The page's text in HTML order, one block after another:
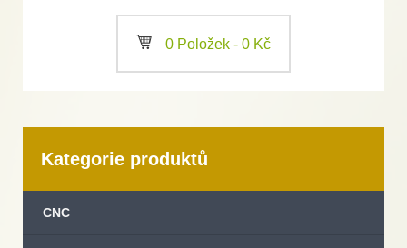
a 0 Položek - 0 Kč
Kategorie produktů
CNC